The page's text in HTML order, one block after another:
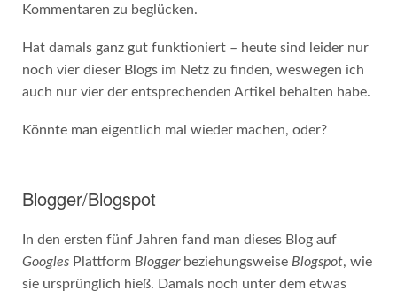
Kommentaren zu beglücken.
Hat damals ganz gut funktioniert – heute sind leider nur
noch vier dieser Blogs im Netz zu finden, weswegen ich
auch nur vier der entsprechenden Artikel behalten habe.
Könnte man eigentlich mal wieder machen, oder?
Blogger/Blogspot
In den ersten fünf Jahren fand man dieses Blog auf
GooglesPlattform Bloggerbeziehungsweise Blogspot, wie
sie ursprünglich hieß. Damals noch unter dem etwas